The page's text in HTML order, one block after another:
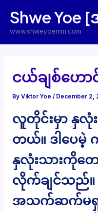
content
Shwe Yoe
www.shweyoemm.com
ငယ်ချစ်ဟော
ByViktor Yoe/ December 2,
လူတိုင်းမှာ နှလုံ
တယ်။ ဒါပေမဲ့
နှလုံးသားကိုတ
လိုက်ချင်သည်။
အသက်ဆက်မရှ